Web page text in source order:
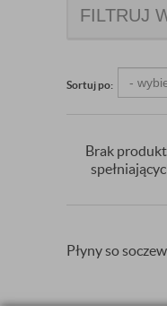
FILTRUJ
Sortuj po:
Brak
Płyny so